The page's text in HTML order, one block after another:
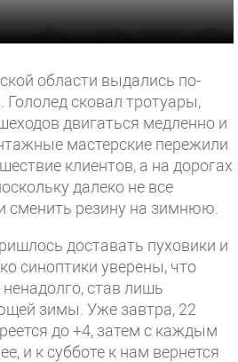
области выдались по-
сковал тротуары,
двигаться медленно и
мастерские пережили
клиентов, а на дорогах
далеко не все
сменить резину на зимнюю.
доставать пуховики и
синоптики уверены, что
став лишь
зимы. Уже завтра, 22
до +4, затем с каждым
и к субботе к нам вернется